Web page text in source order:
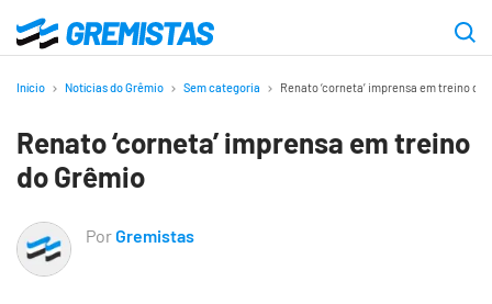
para
principal
Gremistas
Início Notícias do Grêmio Sem categoria Renato ‘corneta’ imprensa em treino do
Renato ‘corneta’ imprensa em treino
do Grêmio
PorGremistas